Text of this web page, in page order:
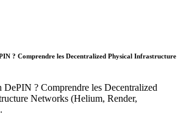
? Comprendre les Decentralized Physical Infrastructure
DePIN ? Comprendre les Decentralized
Networks (Helium, Render,